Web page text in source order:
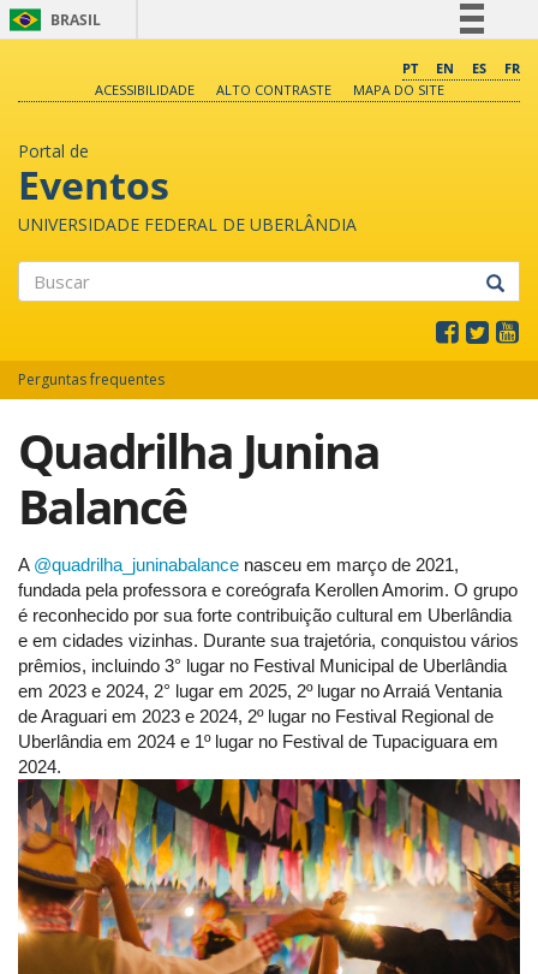
BRASIL
Comunica BR
PT EN ES
FR
ACESSIBILIDADE
ALTO CONTRASTE MAPA DO SITE
Portal de
Eventos
UNIVERSIDADE FEDERAL DE UBERLÂNDIA
Perguntas frequentes
Quadrilha Junina
Balancê
A @quadrilha_juninabalance nasceu em março de 2021,
fundada pela professora e coreógrafa Kerollen Amorim. O grupo
é reconhecido por sua forte contribuição cultural em Uberlândia
e em cidades vizinhas. Durante sua trajetória, conquistou vários
prêmios, incluindo 3° lugar no Festival Municipal de Uberlândia
em 2023 e 2024, 2° lugar em 2025, 2º lugar no Arraiá Ventania
de Araguari em 2023 e 2024, 2º lugar no Festival Regional de
Uberlândia em 2024 e 1º lugar no Festival de Tupaciguara em
2024.